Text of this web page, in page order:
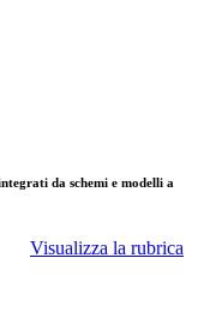
da schemi e modelli a
Visualizza la rubrica